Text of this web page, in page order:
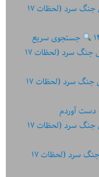
قطعه جاده‌ها: موسیقی متن سریال جنگ سرد (لحظات ۱۷
جستجوی سریع
قطعه جاده‌ها: موسیقی متن سریال جنگ سرد (لحظات ۱۷
قطعه جاده‌ها: موسیقی متن سریال جنگ سرد (لحظات ۱۷
دست آوردم
قطعه جاده‌ها: موسیقی متن سریال جنگ سرد (لحظات ۱۷
قطعه جاده‌ها: موسیقی متن سریال جنگ سرد (لحظات ۱۷